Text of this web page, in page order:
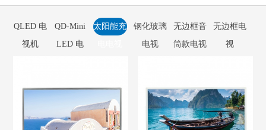
QLED 电
视机
QD-Mini
LED 电
太阳能充
钢化玻璃
电视
无边框音
筒款电视
无边框电
视